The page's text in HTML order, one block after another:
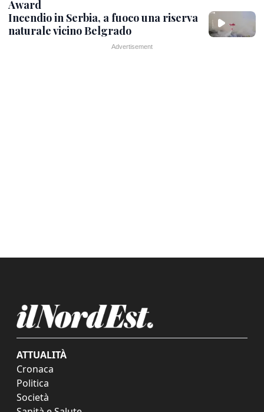
Award
Incendio in Serbia, a fuoco una riserva
naturale vicino Belgrado
ATTUALITÀ
Cronaca
Politica
Società